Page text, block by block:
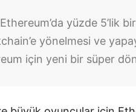
Ethereum’da yüzde 5’lik
yönelmesi ve
için yeni bir süper